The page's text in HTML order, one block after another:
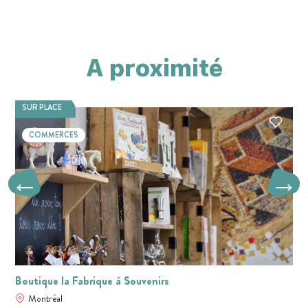
A proximité
COMMERCES
Boutique la Fabrique à Souvenirs
Montréal
SUR PLACE